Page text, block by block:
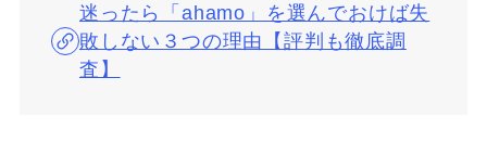
迷ったら「ahamo」を選んでおけば失
敗しない３つの理由【評判も徹底調
査】